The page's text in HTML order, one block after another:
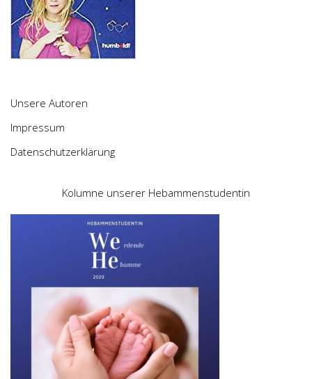
Unsere Autoren
Impressum
Datenschutzerklärung
Kolumne unserer Hebammenstudentin